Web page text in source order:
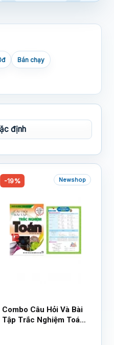
Bán chạy
-19% Newshop
Combo Câu Hỏi Và Bài
Tập Trắc Nghiệm Toán